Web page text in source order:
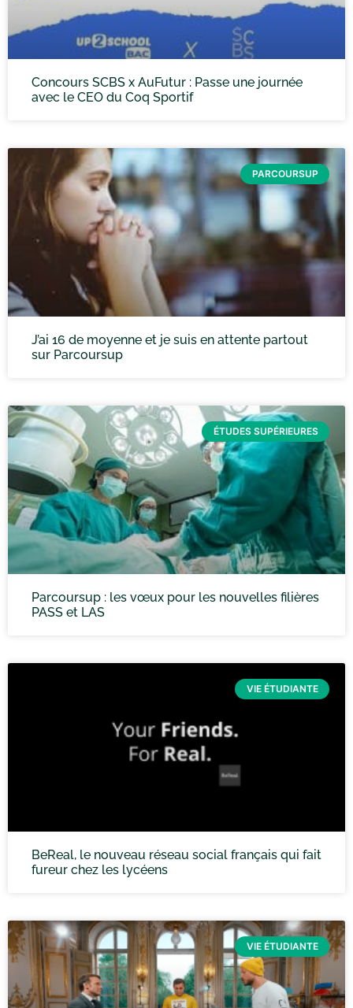
Concours SCBS x AuFutur : Passe une journée
avec le CEO du Coq Sportif
PARCOURSUP
J’ai 16 de moyenne et je suis en attente partout
sur Parcoursup
ÉTUDES SUPÉRIEURES
Parcoursup : les vœux pour les nouvelles filières
PASS et LAS
VIE ÉTUDIANTE
BeReal, le nouveau réseau social français qui fait
fureur chez les lycéens
VIE ÉTUDIANTE